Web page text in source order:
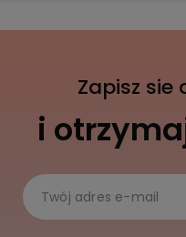
Zapisz
i
Twój adres e-mail